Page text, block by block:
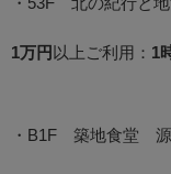
1万円 以上ご利用： 1
・B1F 築地食堂 源